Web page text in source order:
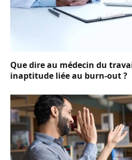
Que dire au médecin du
inaptitude liée au burn-out ?